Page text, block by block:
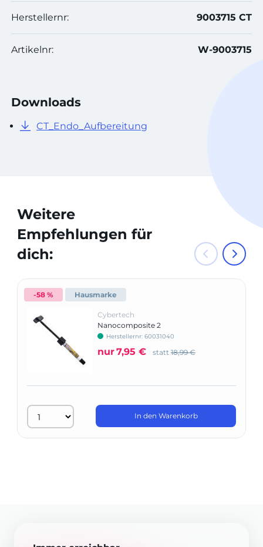
Herstellernr: 9003715 CT
Artikelnr: W-9003715
Downloads
CT_Endo_Aufbereitung
Weitere
Empfehlungen für
dich:
-58 % Hausmarke
Cybertech
Nanocomposite 2
Herstellernr: 60031040
nur7,95 € statt 18,99 €
In den Warenkorb